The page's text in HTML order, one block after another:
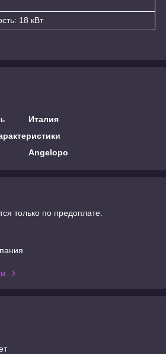
18 кВт
Италия
Angelopo
только по предоплате.